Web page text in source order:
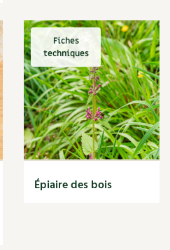
Fiches
techniques
Épiaire des bois